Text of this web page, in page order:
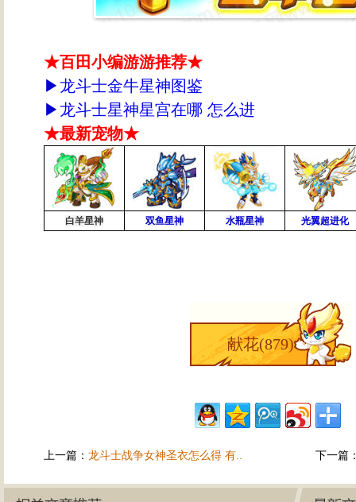
★百田小编游游推荐★
▶ 龙斗士金牛星神图鉴
▶ 龙斗士星神星宫在哪 怎么进
★最新宠物★
白羊星神 双鱼星神 水瓶星神 光翼超进化
献花(879)
上一篇： 龙斗士战争女神圣衣怎么得 有.. 下一篇